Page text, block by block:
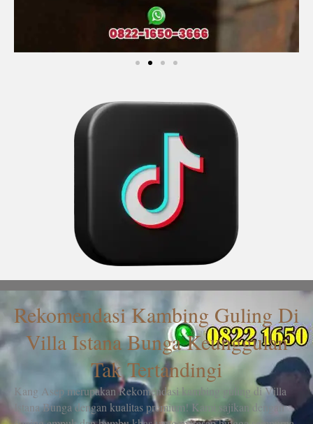
Rekomendasi Kambing Guling Di
Villa Istana Bunga Keunggulan
Tak Tertandingi
Kang Asep merupakan Rekomendasi kambing guling di Villa
Istana Bunga dengan kualitas premium! Kami sajikan dengan